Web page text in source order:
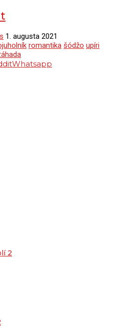
1. augusta 2021
romantika šódžo upíri
Whatsapp
2